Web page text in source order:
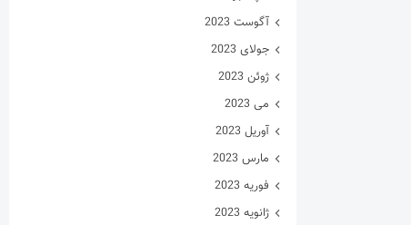
آگوست 2023
جولای 2023
ژوئن 2023
می 2023
آوریل 2023
مارس 2023
فوریه 2023
ژانویه 2023